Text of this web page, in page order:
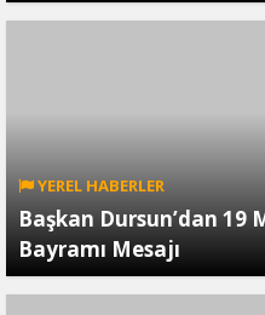
YEREL HABERLER
Başkan Dursun’dan 19
Bayramı Mesajı